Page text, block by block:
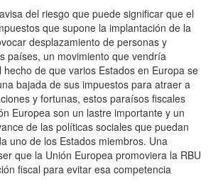
del riesgo que puede significar que el
que supone la implantación de la
desplazamiento de personas y
países, un movimiento que vendría
de que varios Estados en Europa se
bajada de sus impuestos para atraer a
y fortunas, estos paraísos fiscales
Europea son un lastre importante y un
de las políticas sociales que puedan
uno de los Estados miembros. Una
que la Unión Europea promoviera la RBU
fiscal para evitar esa competencia